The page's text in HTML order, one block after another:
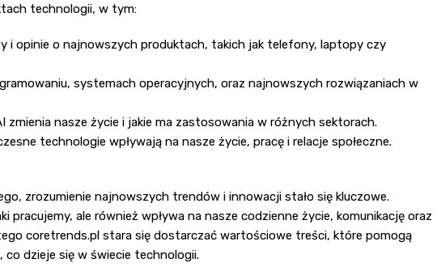
technologii, w tym:
i opinie o najnowszych produktach, takich jak telefony, laptopy czy
systemach operacyjnych, oraz najnowszych rozwiązaniach w
zmienia nasze życie i jakie ma zastosowania w różnych sektorach.
technologie wpływają na nasze życie, pracę i relacje społeczne.
zrozumienie najnowszych trendów i innowacji stało się kluczowe.
pracujemy, ale również wpływa na nasze codzienne życie, komunikację oraz
coretrends.pl stara się dostarczać wartościowe treści, które pomogą
dzieje się w świecie technologii.